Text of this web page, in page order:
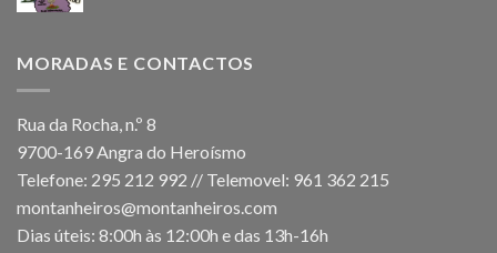
MORADAS E CONTACTOS
Rua da Rocha, n.º 8
9700-169 Angra do Heroísmo
Telefone: 295 212 992 // Telemovel: 961 362 215
montanheiros@montanheiros.com
Dias úteis: 8:00h às 12:00h e das 13h-16h